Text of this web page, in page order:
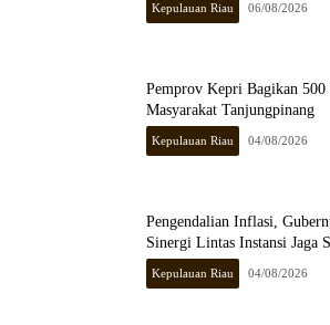
Kepulauan Riau 06/08/2026
Pemprov Kepri Bagikan 500
Masyarakat Tanjungpinang
Kepulauan Riau 04/08/2026
Pengendalian Inflasi,
Sinergi Lintas Instansi Jaga
Kepulauan Riau 04/08/2026